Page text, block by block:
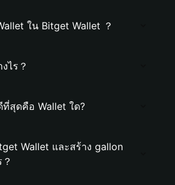
ใน Bitget Wallet ？
ไร？
สุดคือ Wallet ใด?
Wallet และสร้าง gallon